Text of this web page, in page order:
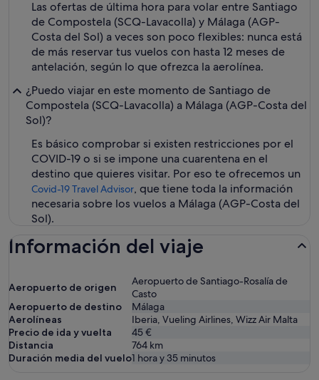
Las ofertas de última hora para volar entre Santiago
de Compostela (SCQ-Lavacolla) y Málaga (AGP-
Costa del Sol) a veces son poco flexibles: nunca está
de más reservar tus vuelos con hasta 12 meses de
antelación, según lo que ofrezca la aerolínea.
¿Puedo viajar en este momento de Santiago de
Compostela (SCQ-Lavacolla) a Málaga (AGP-Costa del
Sol)?
Es básico comprobar si existen restricciones por el
COVID-19 o si se impone una cuarentena en el
destino que quieres visitar. Por eso te ofrecemos un
Covid-19 Travel Advisor, que tiene toda la información
necesaria sobre los vuelos a Málaga (AGP-Costa del
Sol).
Información del viaje
Aeropuerto de origen
Aeropuerto de Santiago-Rosalía de
Casto
Aeropuerto de destino
Málaga
Aerolíneas
Iberia, Vueling Airlines, Wizz Air Malta
Precio de ida y vuelta
45 €
Distancia
764 km
Duración media del vuelo1 hora y 35 minutos